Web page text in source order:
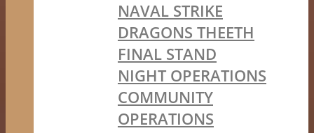
NAVAL STRIKE
DRAGONS THEETH
FINAL STAND
NIGHT OPERATIONS
COMMUNITY
OPERATIONS